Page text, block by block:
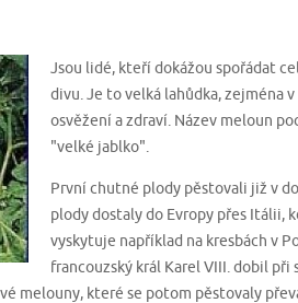
Jsou lidé, kteří dokážou spořádat
divu. Je to velká lahůdka, zejména
osvěžení a zdraví. Název meloun
"velké jablko".
První chutné plody pěstovali již v
plody dostaly do Evropy přes Itálii,
vyskytuje například na kresbách v
francouzský král Karel VIII. dobil
melouny, které se potom pěstovaly